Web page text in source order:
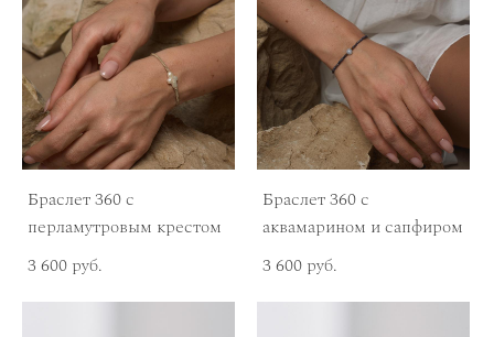
Браслет 360 с
перламутровым крестом
3 600 pуб.
Браслет 360 с
аквамарином и сапфиром
3 600 pуб.